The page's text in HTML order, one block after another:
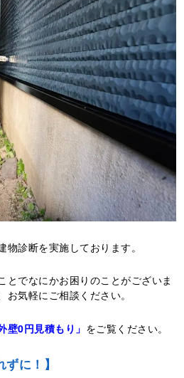
物診断を実施しております。
とでなにかお困りのことがございま
気軽にご相談ください。
壁0円見積もり」 をご覧ください。
に！】